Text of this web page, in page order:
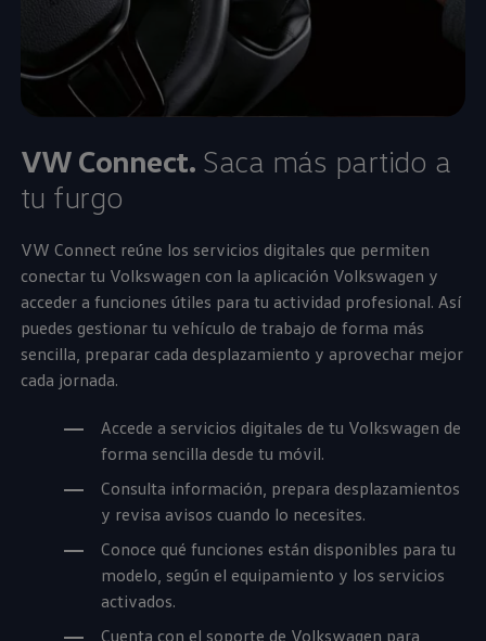
VW Connect. Saca más partido a
tu furgo
VW Connect reúne los servicios digitales que permiten
conectar tu Volkswagen con la aplicación Volkswagen y
acceder a funciones útiles para tu actividad profesional. Así
puedes gestionar tu vehículo de trabajo de forma más
sencilla, preparar cada desplazamiento y aprovechar mejor
cada jornada.
Accede a servicios digitales de tu Volkswagen de
forma sencilla desde tu móvil.
Consulta información, prepara desplazamientos
y revisa avisos cuando lo necesites.
Conoce qué funciones están disponibles para tu
modelo, según el equipamiento y los servicios
activados.
Cuenta con el soporte de Volkswagen para